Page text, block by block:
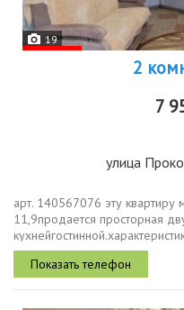
19
2
7
улица
арт. 140567076 эту квартиру
11,9продаeтся просторная
кв.м1313 этаже кирпичного
кв.мсанузел...